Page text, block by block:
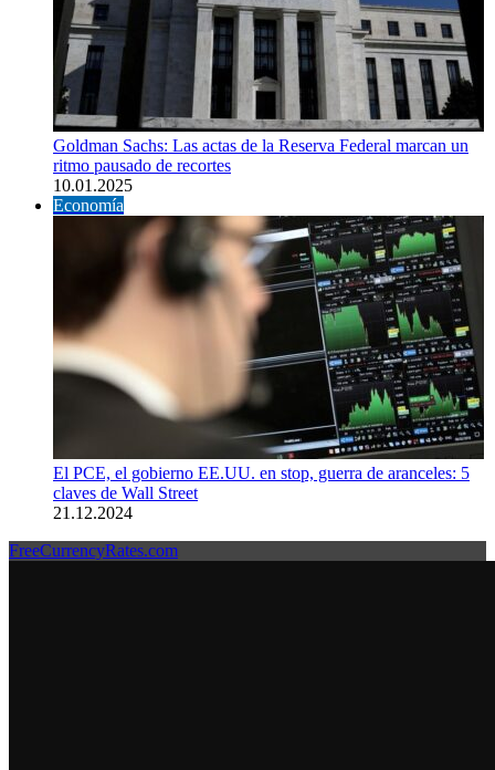
Goldman Sachs: Las actas de la Reserva Federal marcan un
ritmo pausado de recortes
10.01.2025
Economía
El PCE, el gobierno EE.UU. en stop, guerra de aranceles: 5
claves de Wall Street
21.12.2024
FreeCurrencyRates.com